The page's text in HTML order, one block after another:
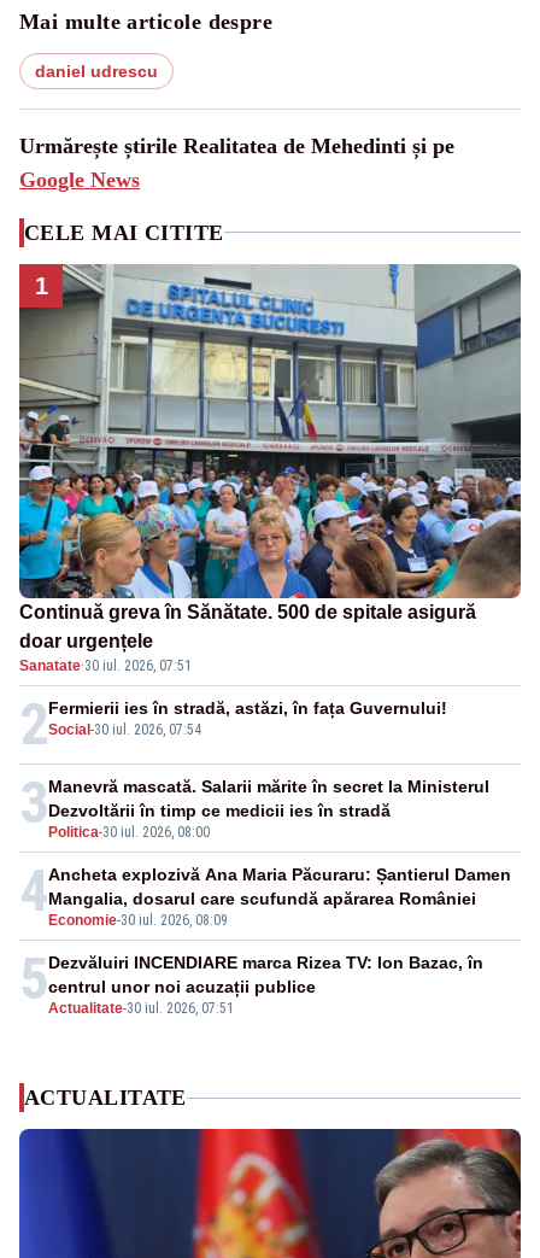
Mai multe articole despre
daniel udrescu
Urmărește știrile Realitatea de Mehedinti și pe
Google News
CELE MAI CITITE
1
Continuă greva în Sănătate. 500 de spitale asigură
doar urgențele
Sanatate·30 iul. 2026, 07:51
2Social -30 iul. 2026, 07:54
Fermierii ies în stradă, astăzi, în fața Guvernului!
3 Politica-30 iul. 2026, 08:00
Manevră mascată. Salarii mărite în secret la Ministerul
Dezvoltării în timp ce medicii ies în stradă
4 Economie-30 iul. 2026, 08:09
Ancheta explozivă Ana Maria Păcuraru: Șantierul Damen
Mangalia, dosarul care scufundă apărarea României
5Actualitate-30 iul. 2026, 07:51
Dezvăluiri INCENDIARE marca Rizea TV: Ion Bazac, în
centrul unor noi acuzații publice
ACTUALITATE